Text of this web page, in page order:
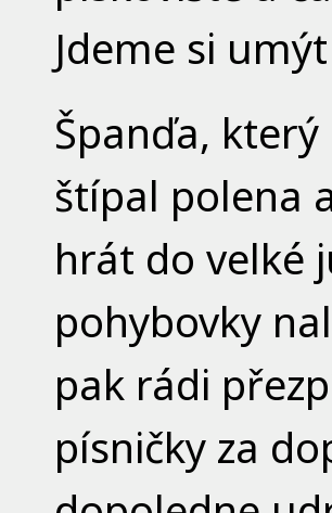
Jdeme si
Španďa,
štípal polena
hrát do velké
pohybovky
pak rádi
písničky za